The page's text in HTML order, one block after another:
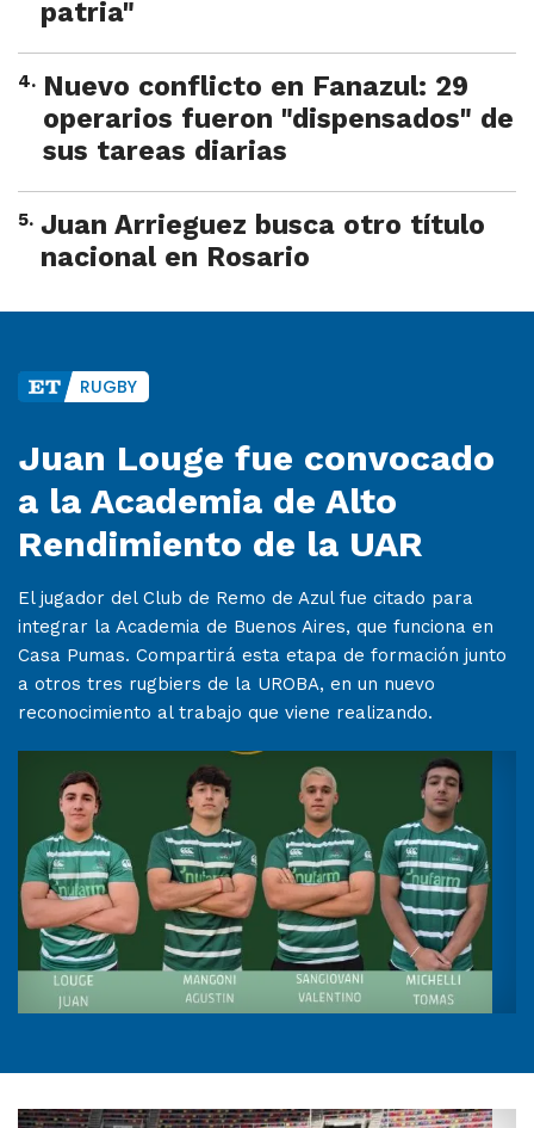
patria"
4. Nuevo conflicto en Fanazul: 29
operarios fueron "dispensados" de
sus tareas diarias
5. Juan Arrieguez busca otro título
nacional en Rosario
RUGBY
Juan Louge fue convocado
a la Academia de Alto
Rendimiento de la UAR
El jugador del Club de Remo de Azul fue citado para
integrar la Academia de Buenos Aires, que funciona en
Casa Pumas. Compartirá esta etapa de formación junto
a otros tres rugbiers de la UROBA, en un nuevo
reconocimiento al trabajo que viene realizando.